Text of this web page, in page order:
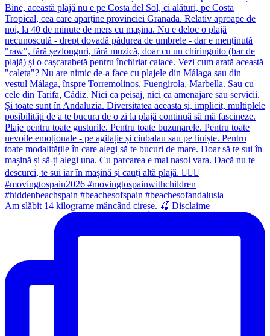
Am slăbit 14 kilograme mâncând cireșe. 🍒 Disclaime